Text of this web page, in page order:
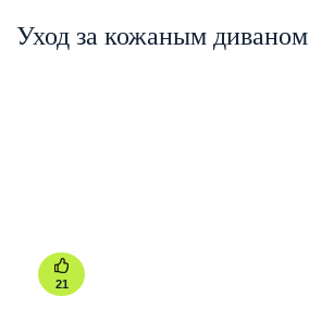
Уход за кожаным диваном
21